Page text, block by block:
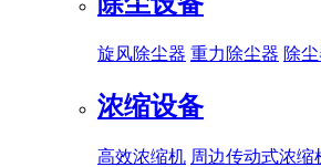
旋风除尘器 重力除尘器 除
浓缩设备
高效浓缩机 周边传动式浓缩